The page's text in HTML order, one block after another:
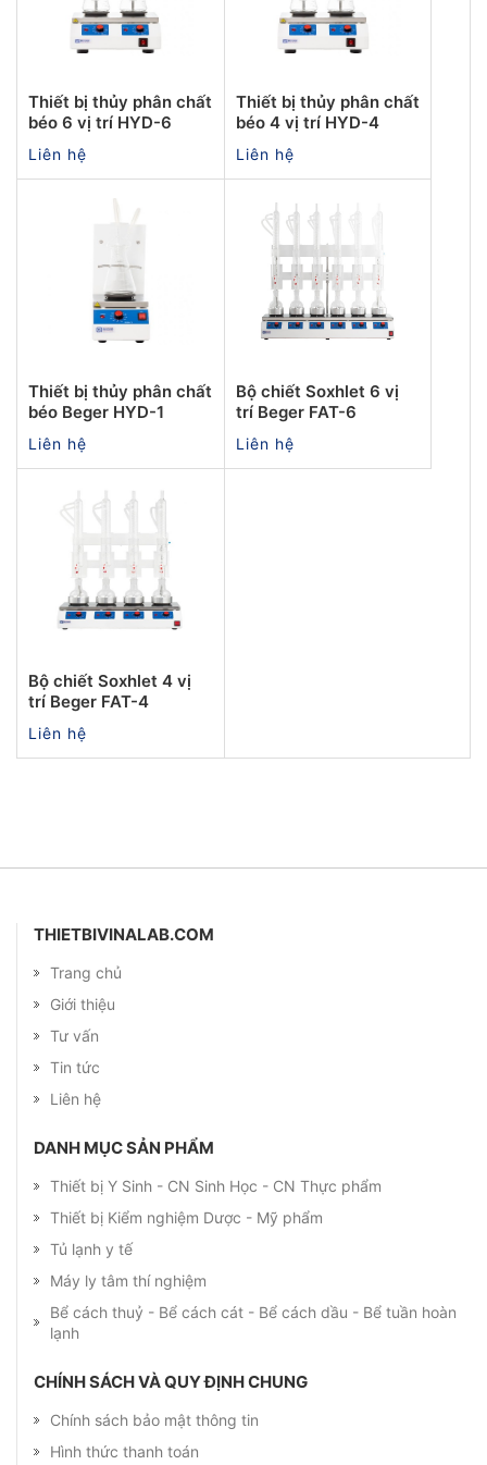
Thiết bị thủy phân chất
béo 6 vị trí HYD-6
Liên hệ
Thiết bị thủy phân chất
béo 4 vị trí HYD-4
Liên hệ
Thiết bị thủy phân chất
béo Beger HYD-1
Liên hệ
Bộ chiết Soxhlet 6 vị
trí Beger FAT-6
Liên hệ
Bộ chiết Soxhlet 4 vị
trí Beger FAT-4
Liên hệ
THIETBIVINALAB.COM
Trang chủ
Giới thiệu
Tư vấn
Tin tức
Liên hệ
DANH MỤC SẢN PHẨM
Thiết bị Y Sinh - CN Sinh Học - CN Thực phẩm
Thiết bị Kiểm nghiệm Dược - Mỹ phẩm
Tủ lạnh y tế
Máy ly tâm thí nghiệm
Bể cách thuỷ - Bể cách cát - Bể cách dầu - Bể tuần hoàn
lạnh
CHÍNH SÁCH VÀ QUY ĐỊNH CHUNG
Chính sách bảo mật thông tin
Hình thức thanh toán